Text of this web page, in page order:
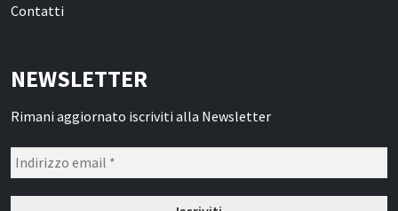
Contatti
NEWSLETTER
Rimani aggiornato iscriviti alla Newsletter